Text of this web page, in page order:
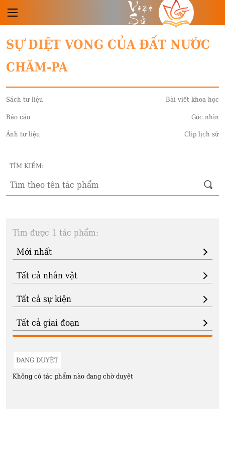
Việt
Sử
SỰ DIỆT VONG CỦA ĐẤT NƯỚC
CHĂM-PA
Sách tư liệu Bài viết khoa học
Báo cáo Góc nhìn
Ảnh tư liệu Clip lịch sử
TÌM KIẾM:
Tìm được 1 tác phẩm:
ĐANG DUYỆT
Không có tác phẩm nào đang chờ duyệt